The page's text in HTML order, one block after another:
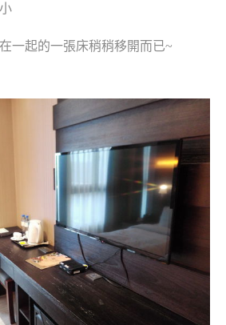
一起的一張床稍稍移開而已~